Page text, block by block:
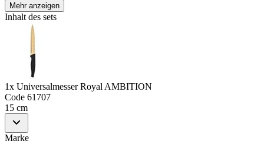
Mehr anzeigen
Inhalt des sets
1x Universalmesser Royal AMBITION
Code 61707
15 cm
Marke